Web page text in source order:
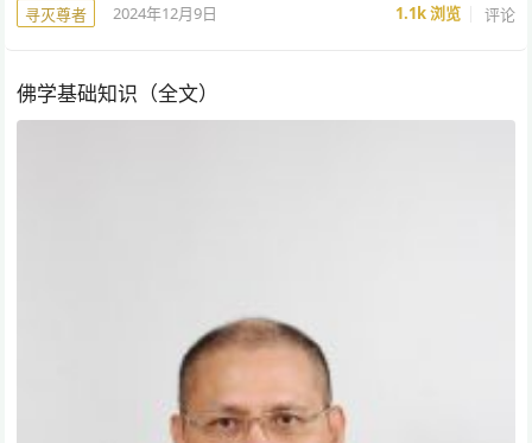
寻灭尊者 2024年12月9日 1.1k浏览 评论
佛学基础知识（全文）